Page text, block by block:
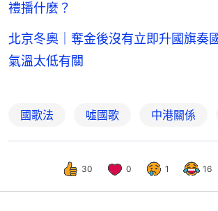
禮播什麼？
北京冬奧｜奪金後沒有立即升國旗
氣溫太低有關
國歌法 噓國歌 中港關係
30 0 1 16